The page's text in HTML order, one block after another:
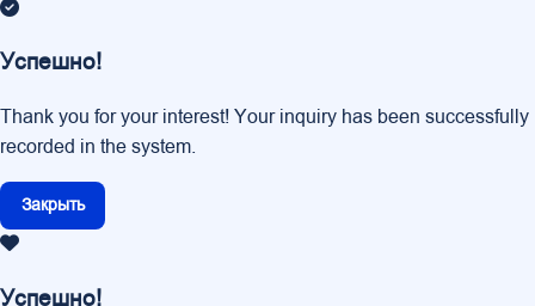
Успешно!
Thank you for your interest! Your inquiry has been successfully
recorded in the system.
Закрыть
Успешно!